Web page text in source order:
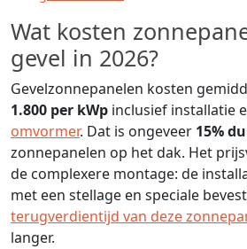
Wat kosten
gevel in 2026?
Gevelzonnepanelen kosten
1.800 per kWp inclusief installatie
omvormer. Dat is ongeveer 15%
zonnepanelen op het dak. Het
de complexere montage: de
met een stellage en speciale
terugverdientijd van deze
langer.